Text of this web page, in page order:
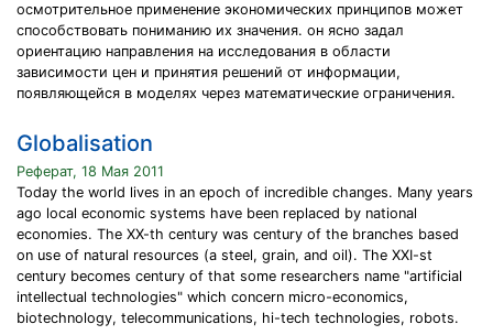
осмотрительное применение экономических принципов может
способствовать пониманию их значения. он ясно задал
ориентацию направления на исследования в области
зависимости цен и принятия решений от информации,
появляющейся в моделях через математические ограничения.
Globalisation
Реферат, 18 Мая 2011
Today the world lives in an epoch of incredible changes. Many years
ago local economic systems have been replaced by national
economies. The XX-th century was century of the branches based
on use of natural resources (a steel, grain, and oil). The XXI-st
century becomes century of that some researchers name "artificial
intellectual technologies" which concern micro-economics,
biotechnology, telecommunications, hi-tech technologies, robots.